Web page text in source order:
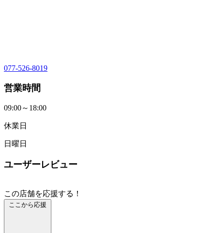
077-526-8019
営業時間
09:00～18:00
休業日
日曜日
ユーザーレビュー
この店舗を応援する！
ここから応援